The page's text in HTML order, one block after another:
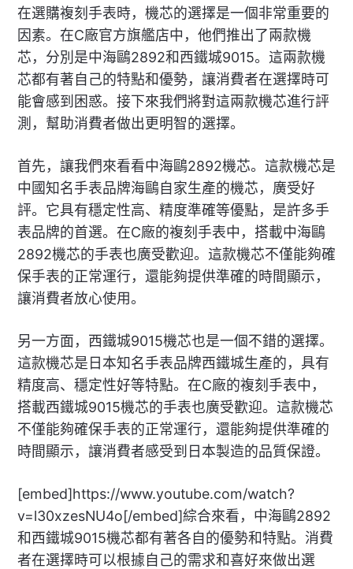
在選購複刻手表時，機芯的選擇是一個非常重要的
因素。在C廠官方旗艦店中，他們推出了兩款機
芯，分別是中海鷗2892和西鐵城9015。這兩款機
芯都有著自己的特點和優勢，讓消費者在選擇時可
能會感到困惑。接下來我們將對這兩款機芯進行評
測，幫助消費者做出更明智的選擇。
首先，讓我們來看看中海鷗2892機芯。這款機芯是
中國知名手表品牌海鷗自家生產的機芯，廣受好
評。它具有穩定性高、精度準確等優點，是許多手
表品牌的首選。在C廠的複刻手表中，搭載中海鷗
2892機芯的手表也廣受歡迎。這款機芯不僅能夠確
保手表的正常運行，還能夠提供準確的時間顯示，
讓消費者放心使用。
另一方面，西鐵城9015機芯也是一個不錯的選擇。
這款機芯是日本知名手表品牌西鐵城生產的，具有
精度高、穩定性好等特點。在C廠的複刻手表中，
搭載西鐵城9015機芯的手表也廣受歡迎。這款機芯
不僅能夠確保手表的正常運行，還能夠提供準確的
時間顯示，讓消費者感受到日本製造的品質保證。
[embed]https://www.youtube.com/watch?
v=l30xzesNU4o[/embed]綜合來看，中海鷗2892
和西鐵城9015機芯都有著各自的優勢和特點。消費
者在選擇時可以根據自己的需求和喜好來做出選